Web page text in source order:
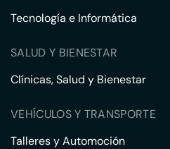
Tecnología e Informática
SALUD Y BIENESTAR
Clínicas, Salud y Bienestar
VEHÍCULOS Y TRANSPORTE
Talleres y Automoción